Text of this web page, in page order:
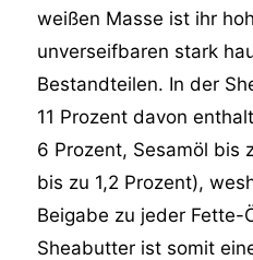
weißen Masse ist ihr
unverseifbaren stark
Bestandteilen. In der
11 Prozent davon
6 Prozent, Sesamöl bis
bis zu 1,2 Prozent),
Beigabe zu jeder Fette-
Sheabutter ist somit